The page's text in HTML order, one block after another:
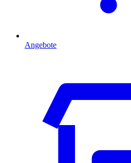
Angebote